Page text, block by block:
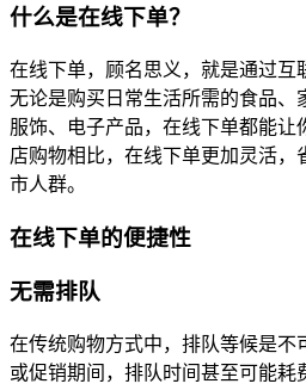
什么是在线下单？
在线下单，顾名思义，就是通过互
无论是购买日常生活所需的食品、
服饰、电子产品，在线下单都能让
店购物相比，在线下单更加灵活，
市人群。
在线下单的便捷性
无需排队
在传统购物方式中，排队等候是不
或促销期间，排队时间甚至可能耗